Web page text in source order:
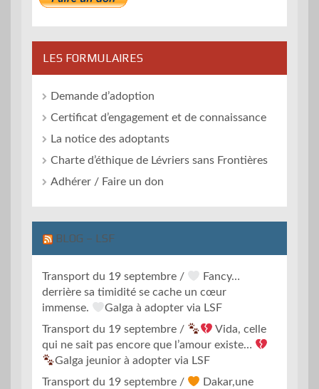
LES FORMULAIRES
Demande d’adoption
Certificat d’engagement et de connaissance
La notice des adoptants
Charte d’éthique de Lévriers sans Frontières
Adhérer / Faire un don
BLOG – LSF
Transport du 19 septembre /
Fancy…
derrière sa timidité se cache un cœur
immense.
Galga à adopter via LSF
Transport du 19 septembre /
Vida, celle
qui ne sait pas encore que l’amour existe…
Galga jeunior à adopter via LSF
Transport du 19 septembre /
Dakar,une